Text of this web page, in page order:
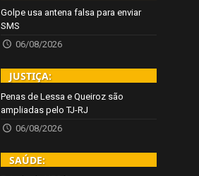
Golpe usa antena falsa para enviar
SMS
06/08/2026
JUSTIÇA:
Penas de Lessa e Queiroz são
ampliadas pelo TJ-RJ
06/08/2026
SAÚDE: